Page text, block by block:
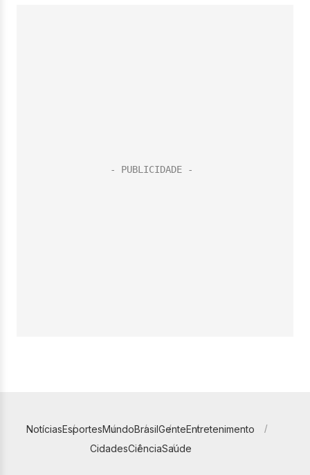
NotíciasEsportesMundoBrasilGenteEntretenimento
CidadesCiênciaSaúde